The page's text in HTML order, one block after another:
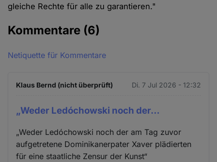
gleiche Rechte für alle zu garantieren."
Kommentare (6)
Netiquette für Kommentare
Klaus Bernd (nicht überprüft) Di. 7 Jul 2026 - 12:32
„Weder Ledóchowski noch der…
„Weder Ledóchowski noch der am Tag zuvor
aufgetretene Dominikanerpater Xaver plädierten
für eine staatliche Zensur der Kunst“